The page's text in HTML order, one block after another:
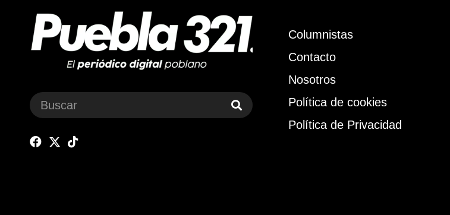
Columnistas
Contacto
Nosotros
Política de cookies
Política de Privacidad